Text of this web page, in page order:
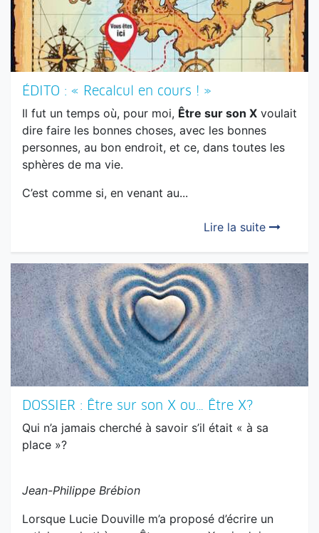
ÉDITO : « Recalcul en cours ! »
Il fut un temps où, pour moi,Être sur son X
voulait
dire faire les bonnes choses, avec les bonnes
personnes, au bon endroit, et ce, dans toutes les
sphères de ma vie.
C’est comme si, en venant au...
DOSSIER : Être sur son X ou… Être X?
Qui n’a jamais cherché à savoir s’il était « à sa
place »?
Jean-Philippe Brébion
article sur le thème « Être sur son X », je dois